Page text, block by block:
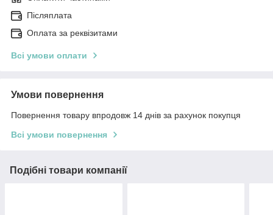
Післяплата
Оплата за реквізитами
Всі умови оплати
Умови повернення
Повернення товару впродовж 14 днів за рахунок покупця
Всі умови повернення
Подібні товари компанії